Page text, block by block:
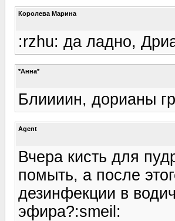
Королева Марина
:rzhu: да ладно,
*Анна*
Блиииин, дорианы
Agent
Вчера кисть для
помыть, а после
дезинфекции в
эфира?:smeil: